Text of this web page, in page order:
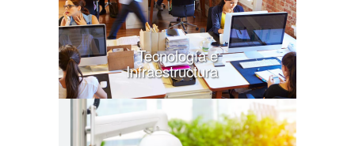
Tecnología e
Infraestructura